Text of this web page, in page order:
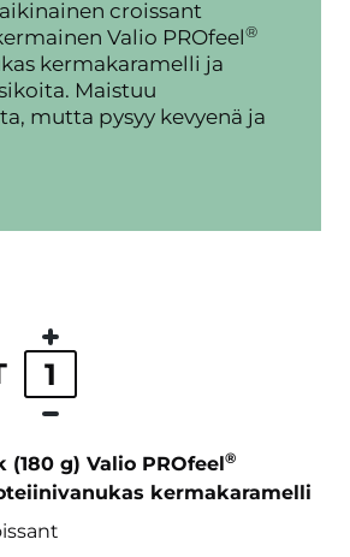
croissant
Valio PROfeel®
kermakaramelli ja
Maistuu
mutta pysyy kevyenä ja
1
(180 g) Valio PROfeel®
kermakaramelli